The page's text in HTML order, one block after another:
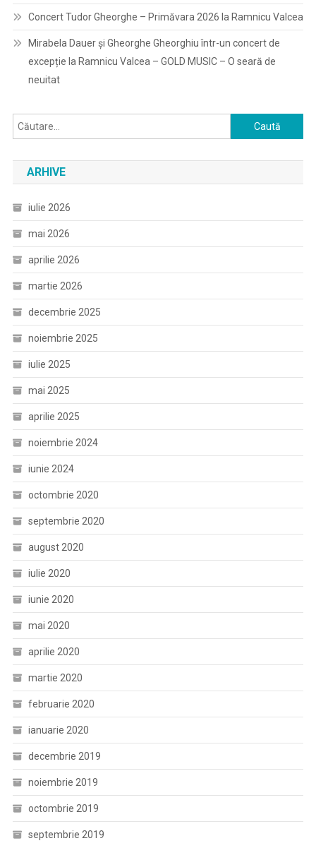
Concert Tudor Gheorghe – Primăvara 2026 la Ramnicu Valcea
Mirabela Dauer și Gheorghe Gheorghiu într-un concert de
excepție la Ramnicu Valcea – GOLD MUSIC – O seară de
neuitat
Caută
după:
ARHIVE
iulie 2026
mai 2026
aprilie 2026
martie 2026
decembrie 2025
noiembrie 2025
iulie 2025
mai 2025
aprilie 2025
noiembrie 2024
iunie 2024
octombrie 2020
septembrie 2020
august 2020
iulie 2020
iunie 2020
mai 2020
aprilie 2020
martie 2020
februarie 2020
ianuarie 2020
decembrie 2019
noiembrie 2019
octombrie 2019
septembrie 2019